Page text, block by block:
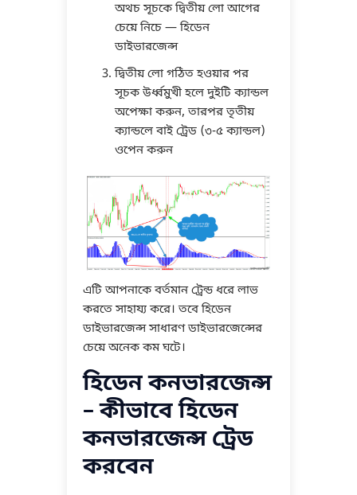
অথচ সূচকে দ্বিতীয় লো আগের
চেয়ে নিচে — হিডেন
ডাইভারজেন্স
দ্বিতীয় লো গঠিত হওয়ার পর
সূচক উর্ধ্বমুখী হলে দুইটি ক্যান্ডল
অপেক্ষা করুন, তারপর তৃতীয়
ক্যান্ডলে বাই ট্রেড (৩-৫ ক্যান্ডল)
ওপেন করুন
এটি আপনাকে বর্তমান ট্রেন্ড ধরে লাভ
করতে সাহায্য করে। তবে হিডেন
ডাইভারজেন্স সাধারণ ডাইভারজেন্সের
চেয়ে অনেক কম ঘটে।
হিডেন কনভারজেন্স
– কীভাবে হিডেন
কনভারজেন্স ট্রেড
করবেন